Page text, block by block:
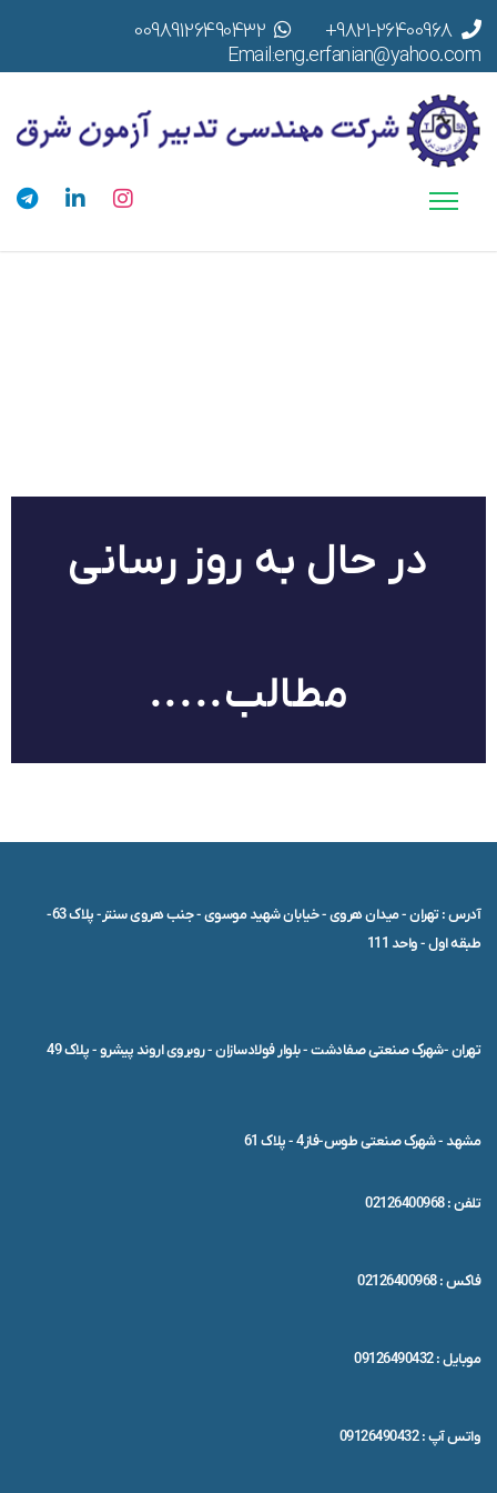
9821-26400968+
00989126490432
Email:eng.erfanian@yahoo.com
در حال به روز رسانی
مطالب.....
آدرس : تهران - میدان هروی - خیابان شهید موسوی - جنب هروی سنتر- پلاک 63-
طبقه اول - واحد 111
تهران -شهرک صنعتی صفادشت - بلوار فولادسازان - روبروی اروند پیشرو - پلاک 49
مشهد - شهرک صنعتی طوس-فاز4 - پلاک 61
تلفن : 02126400968
فاکس : 02126400968
موبایل : 09126490432
واتس آپ : 09126490432